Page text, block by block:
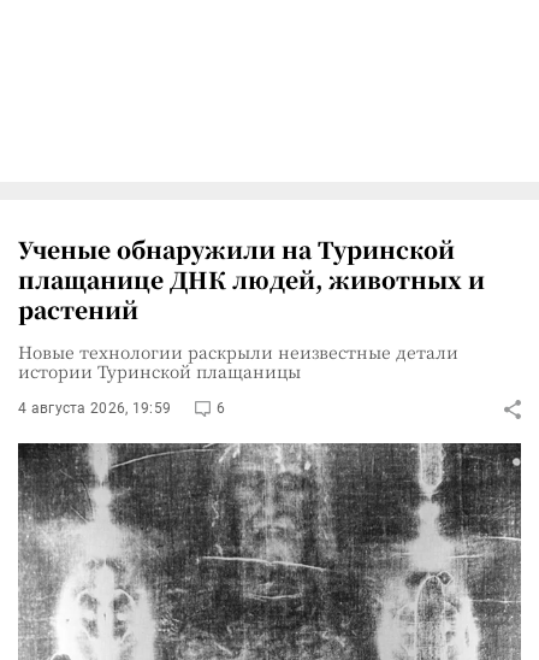
Ученые обнаружили на Туринской
плащанице ДНК людей, животных и
растений
Новые технологии раскрыли неизвестные детали
истории Туринской плащаницы
4 августа 2026, 19:59 6